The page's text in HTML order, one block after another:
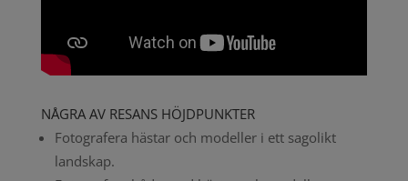
NÅGRA AV RESANS HÖJDPUNKTER
Fotografera hästar och modeller i ett sagolikt
landskap.